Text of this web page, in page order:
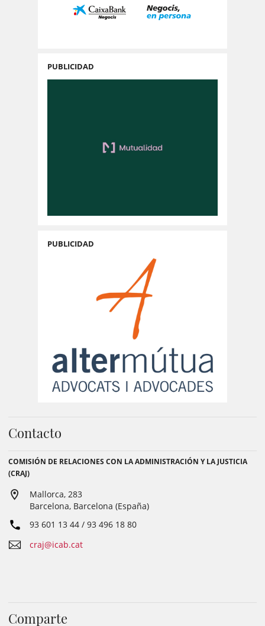
PUBLICIDAD
PUBLICIDAD
Contacto
COMISIÓN DE RELACIONES CON LA ADMINISTRACIÓN Y LA JUSTICIA
(CRAJ)
Mallorca, 283
Barcelona, Barcelona (España)
93 601 13 44 / 93 496 18 80
craj@icab.cat
Comparte